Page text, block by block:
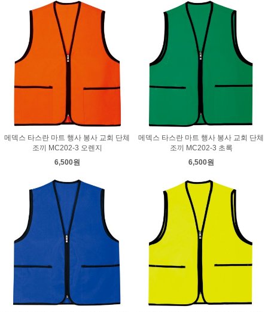
메덱스 타스란 마트 행사 봉사 교회 단체
조끼 MC202-3 오렌지
6,500원
메덱스 타스란 마트 행사 봉사 교회 단체
조끼 MC202-3 초록
6,500원